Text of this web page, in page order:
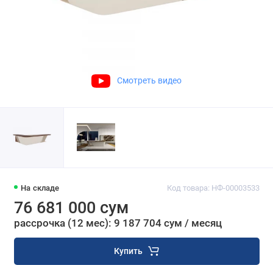
Смотреть видео
На складе Код товара: НФ-00003533
76 681 000 сум
рассрочка (12 мес): 9 187 704 сум / месяц
Купить